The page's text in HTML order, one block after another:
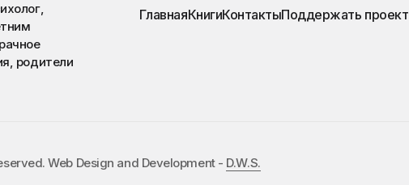
родители
ГлавнаяКнигиКонтактыПоддержать проект
Web Design and Development - D.W.S.